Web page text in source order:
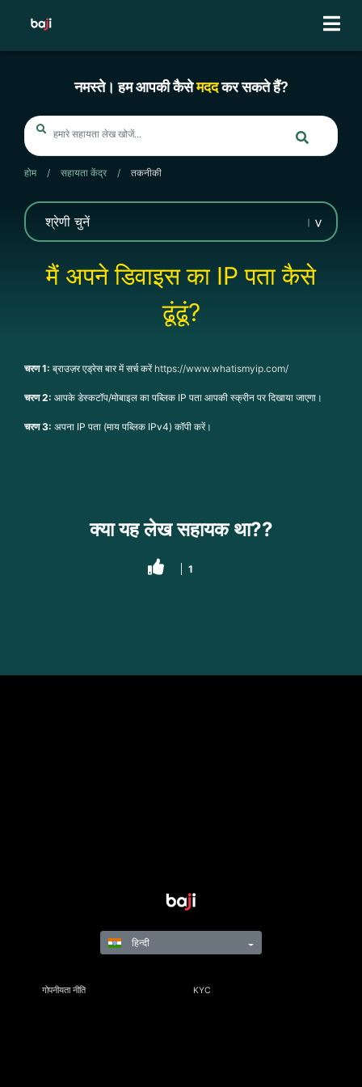
नमस्ते। हम आपकी कैसेमददकर सकते हैं?
होम / सहायता केंद्र / तकनीकी
मैं अपने डिवाइस का IP पता कैसे
ढूंढूं?
चरण 1: ब्राउज़र एड्रेस बार में सर्च करें https://www.whatismyip.com/
चरण 2: आपके डेस्कटॉप/मोबाइल का पब्लिक IP पता आपकी स्क्रीन पर दिखाया जाएगा।
चरण 3: अपना IP पता (माय पब्लिक IPv4) कॉपी करें।
क्या यह लेख सहायक था??
1
गोपनीयता नीति KYC
हिन्दी